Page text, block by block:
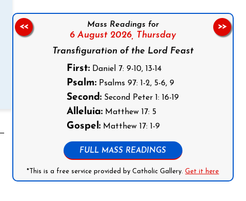
Mass Readings for
6 August 2026, Thursday
Transfiguration of the Lord Feast
First: Daniel 7: 9-10, 13-14
Psalm: Psalms 97: 1-2, 5-6, 9
Second: Second Peter 1: 16-19
Alleluia: Matthew 17: 5
Gospel: Matthew 17: 1-9
FULL MASS READINGS
*This is a free service provided by Catholic Gallery.Get it here
<< >>